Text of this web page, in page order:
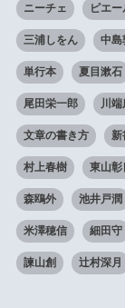
ニーチェ ピエ
三浦しをん 中島
単行本 夏目漱石
尾田栄一郎 川端
文章の書き方 新
村上春樹 東山彰
森鴎外 池井戸潤
米澤穂信 細田守
諫山創 辻村深月